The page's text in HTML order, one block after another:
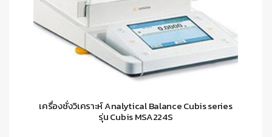
เครื่องชั่งวิเคราะห์ Analytical Balance Cubis series
รุ่น Cubis MSA224S